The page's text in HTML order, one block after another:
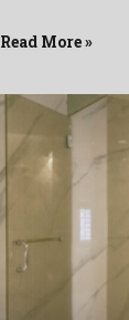
Read More »